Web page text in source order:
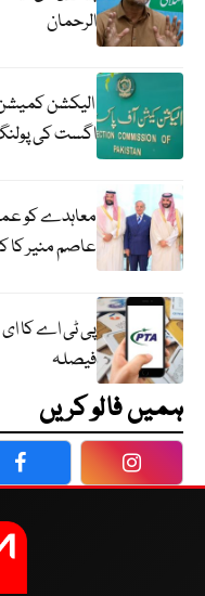
الرحمان
اگست کی
معاہدے کو
عاصم منیر کا
پی ٹی اے کا ای
فیصلہ
ہمیں فالو کریں
Facebook